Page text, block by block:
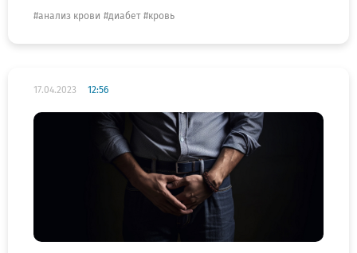
анализ крови диабет кровь
17.04.2023 12:56